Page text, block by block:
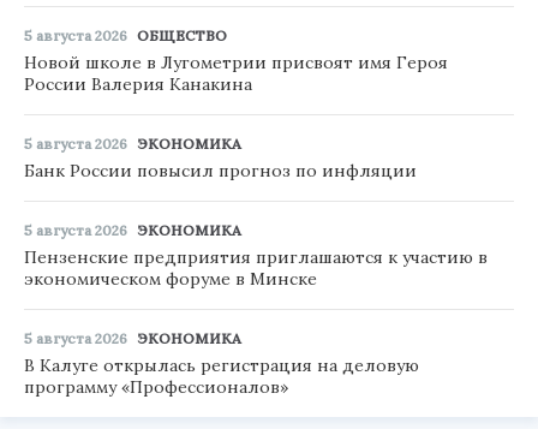
5 августа 2026 ОБЩЕСТВО
Новой школе в Лугометрии присвоят имя Героя
России Валерия Канакина
5 августа 2026 ЭКОНОМИКА
Банк России повысил прогноз по инфляции
5 августа 2026 ЭКОНОМИКА
Пензенские предприятия приглашаются к участию в
экономическом форуме в Минске
5 августа 2026 ЭКОНОМИКА
В Калуге открылась регистрация на деловую
программу «Профессионалов»